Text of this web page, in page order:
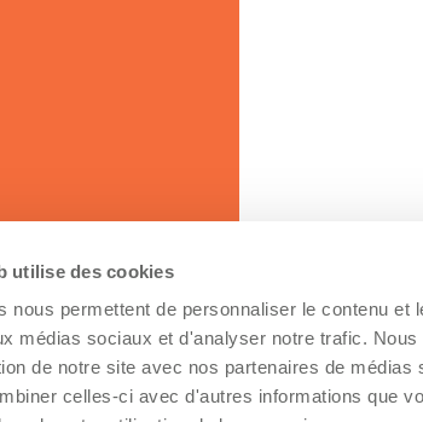
utilise des cookies
nous permettent de personnaliser le contenu et
médias sociaux et d'analyser notre trafic.
de notre site avec nos partenaires de
celles-ci avec d'autres informations que